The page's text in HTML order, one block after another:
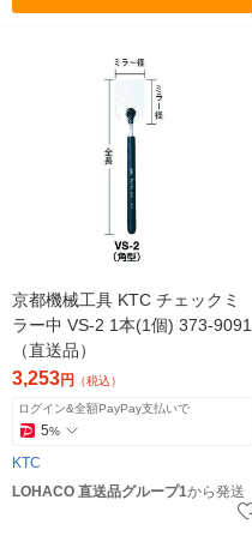
京都機械工具 KTC チェックミ
ラー中 VS-2 1本(1個) 373-9091
（直送品）
3,253円 （税込）
ログイン&全額PayPay支払いで
5%
KTC
LOHACO 直送品グループ1から発送